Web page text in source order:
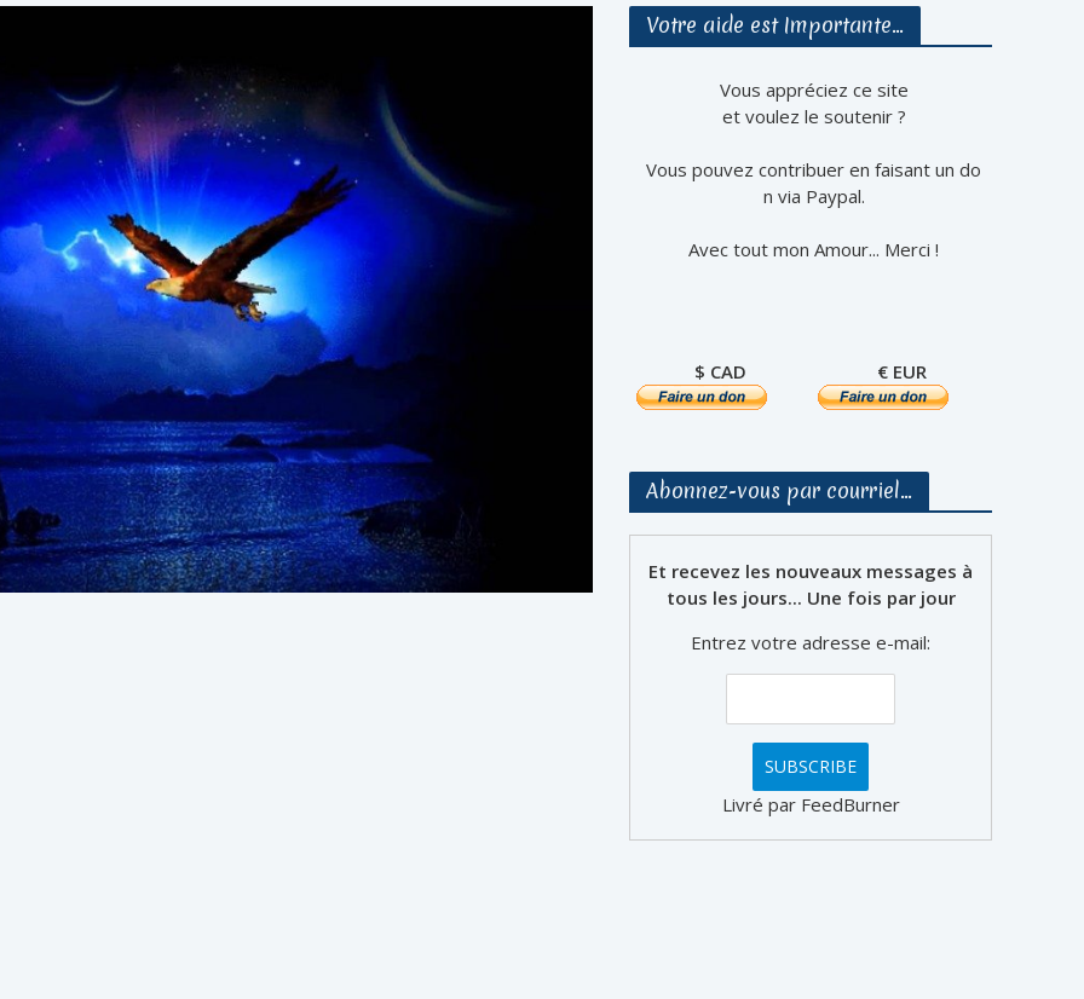
Votre aide est Importante…
Vous appréciez ce site
et voulez le soutenir ?
Vous pouvez contribuer en faisant un do
n via Paypal.
Avec tout mon Amour... Merci !
$ CAD € EUR
Abonnez-vous par courriel…
Et recevez les nouveaux messages à
tous les jours... Une fois par jour
Entrez votre adresse e-mail:
Livré par FeedBurner